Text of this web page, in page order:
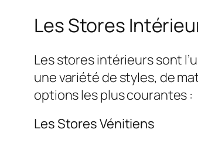
Les Stores
Les stores intérieurs sont
une variété de styles, de
options les plus courantes :
Les Stores Vénitiens